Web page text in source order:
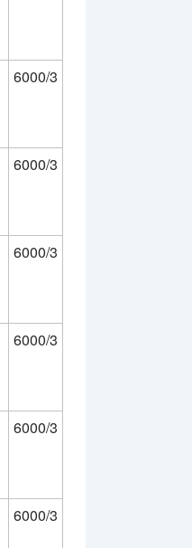
6000/3
6000/3
6000/3
6000/3
6000/3
6000/3